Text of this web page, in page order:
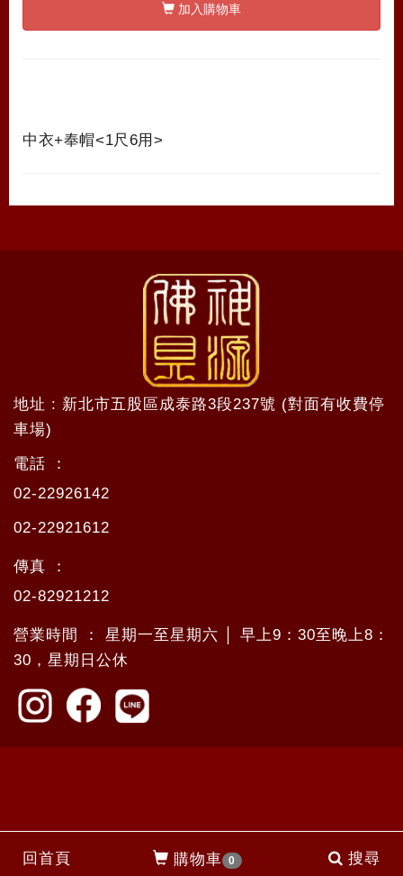
回首頁 購物車 0 搜尋
加入購物車
中衣+奉帽<1尺6用>
地址 : 新北市五股區成泰路3段237號 (對面有收費停
車場)
電話 ：
02-22926142
02-22921612
傳真 ：
02-82921212
營業時間 ： 星期一至星期六 │ 早上9：30至晚上8：
30，星期日公休